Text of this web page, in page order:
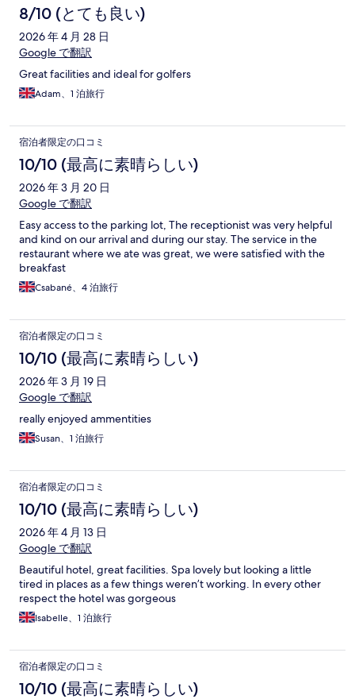
8/10 (とても良い)
2026 年 4 月 28 日
Google で翻訳
Great facilities and ideal for golfers
Adam、1 泊旅行
宿泊者限定の口コミ
10/10 (最高に素晴らしい)
2026 年 3 月 20 日
Google で翻訳
Easy access to the parking lot, The receptionist was very helpful
and kind on our arrival and during our stay. The service in the
restaurant where we ate was great, we were satisfied with the
breakfast
Csabané、4 泊旅行
宿泊者限定の口コミ
10/10 (最高に素晴らしい)
2026 年 3 月 19 日
Google で翻訳
really enjoyed ammentities
Susan、1 泊旅行
宿泊者限定の口コミ
10/10 (最高に素晴らしい)
2026 年 4 月 13 日
Google で翻訳
Beautiful hotel, great facilities. Spa lovely but looking a little
tired in places as a few things weren’t working. In every other
respect the hotel was gorgeous
Isabelle、1 泊旅行
宿泊者限定の口コミ
10/10 (最高に素晴らしい)